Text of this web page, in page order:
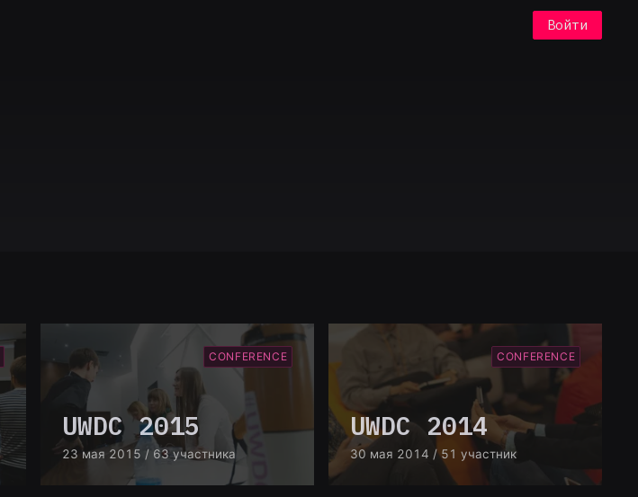
Войти
CONFERENCE
UWDC 2015
23 мая 2015 / 63 участника
CONFERENCE
UWDC 2014
30 мая 2014 / 51 участник